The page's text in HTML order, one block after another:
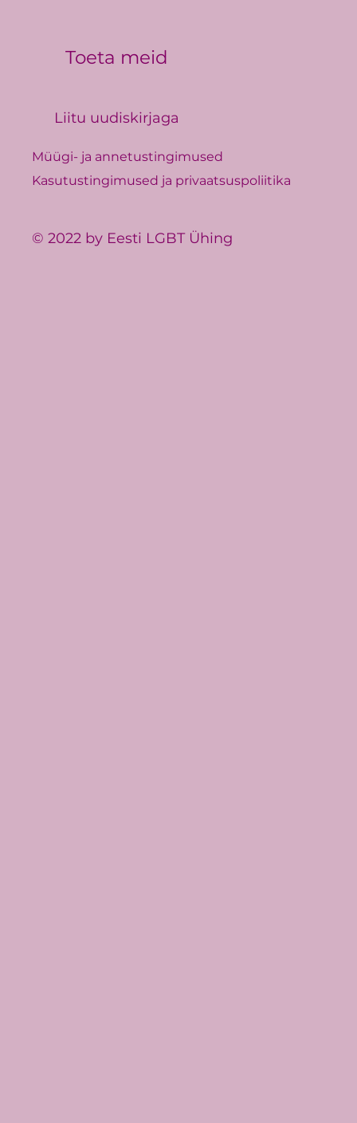
Toeta meid
Liitu uudiskirjaga
Müügi- ja annetustingimused
Kasutustingimused ja privaatsuspoliitika
© 2022 by Eesti LGBT Ühing